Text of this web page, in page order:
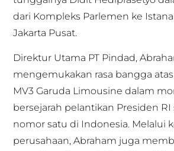
dari Kompleks Parlemen ke
Jakarta Pusat.
Direktur Utama PT Pindad,
mengemukakan rasa bangga
MV3 Garuda Limousine dalam
bersejarah pelantikan Presiden RI
nomor satu di Indonesia. Melalui
perusahaan, Abraham juga